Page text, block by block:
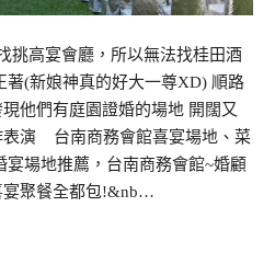
挑高宴會廳，所以無法找桂田酒
著(新娘神真的好大一尊XD) 順路
他們有庭園證婚的場地 開闊又
表演 台南商務會館喜宴場地、菜
場地推薦，台南商務會館~婚顧
宴聚餐全都包!&nb…